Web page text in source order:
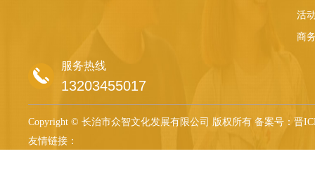
活
商
服务热线
13203455017
Copyright © 长治市众智文化发展有限公司 版权所有 备案号：晋
友情链接：